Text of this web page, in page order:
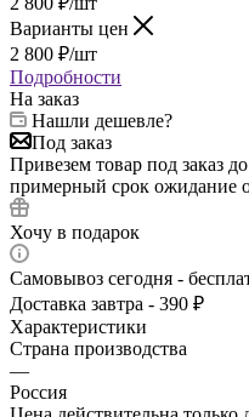
Варианты цен
2 800 ₽/шт
Подробности
На заказ
Нашли дешевле?
Под заказ
Привезем товар под заказ
примерный срок ожидание
Хочу в подарок
Самовывоз сегодня -
Доставка завтра - 390 ₽
Характеристики
Страна производства
—
Россия